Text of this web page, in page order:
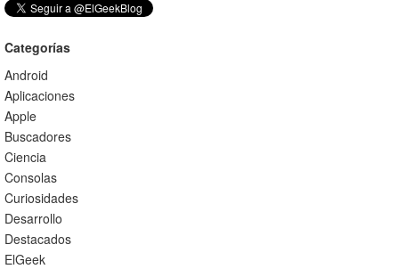
Categorías
Android
Aplicaciones
Apple
Buscadores
Ciencia
Consolas
Curiosidades
Desarrollo
Destacados
ElGeek